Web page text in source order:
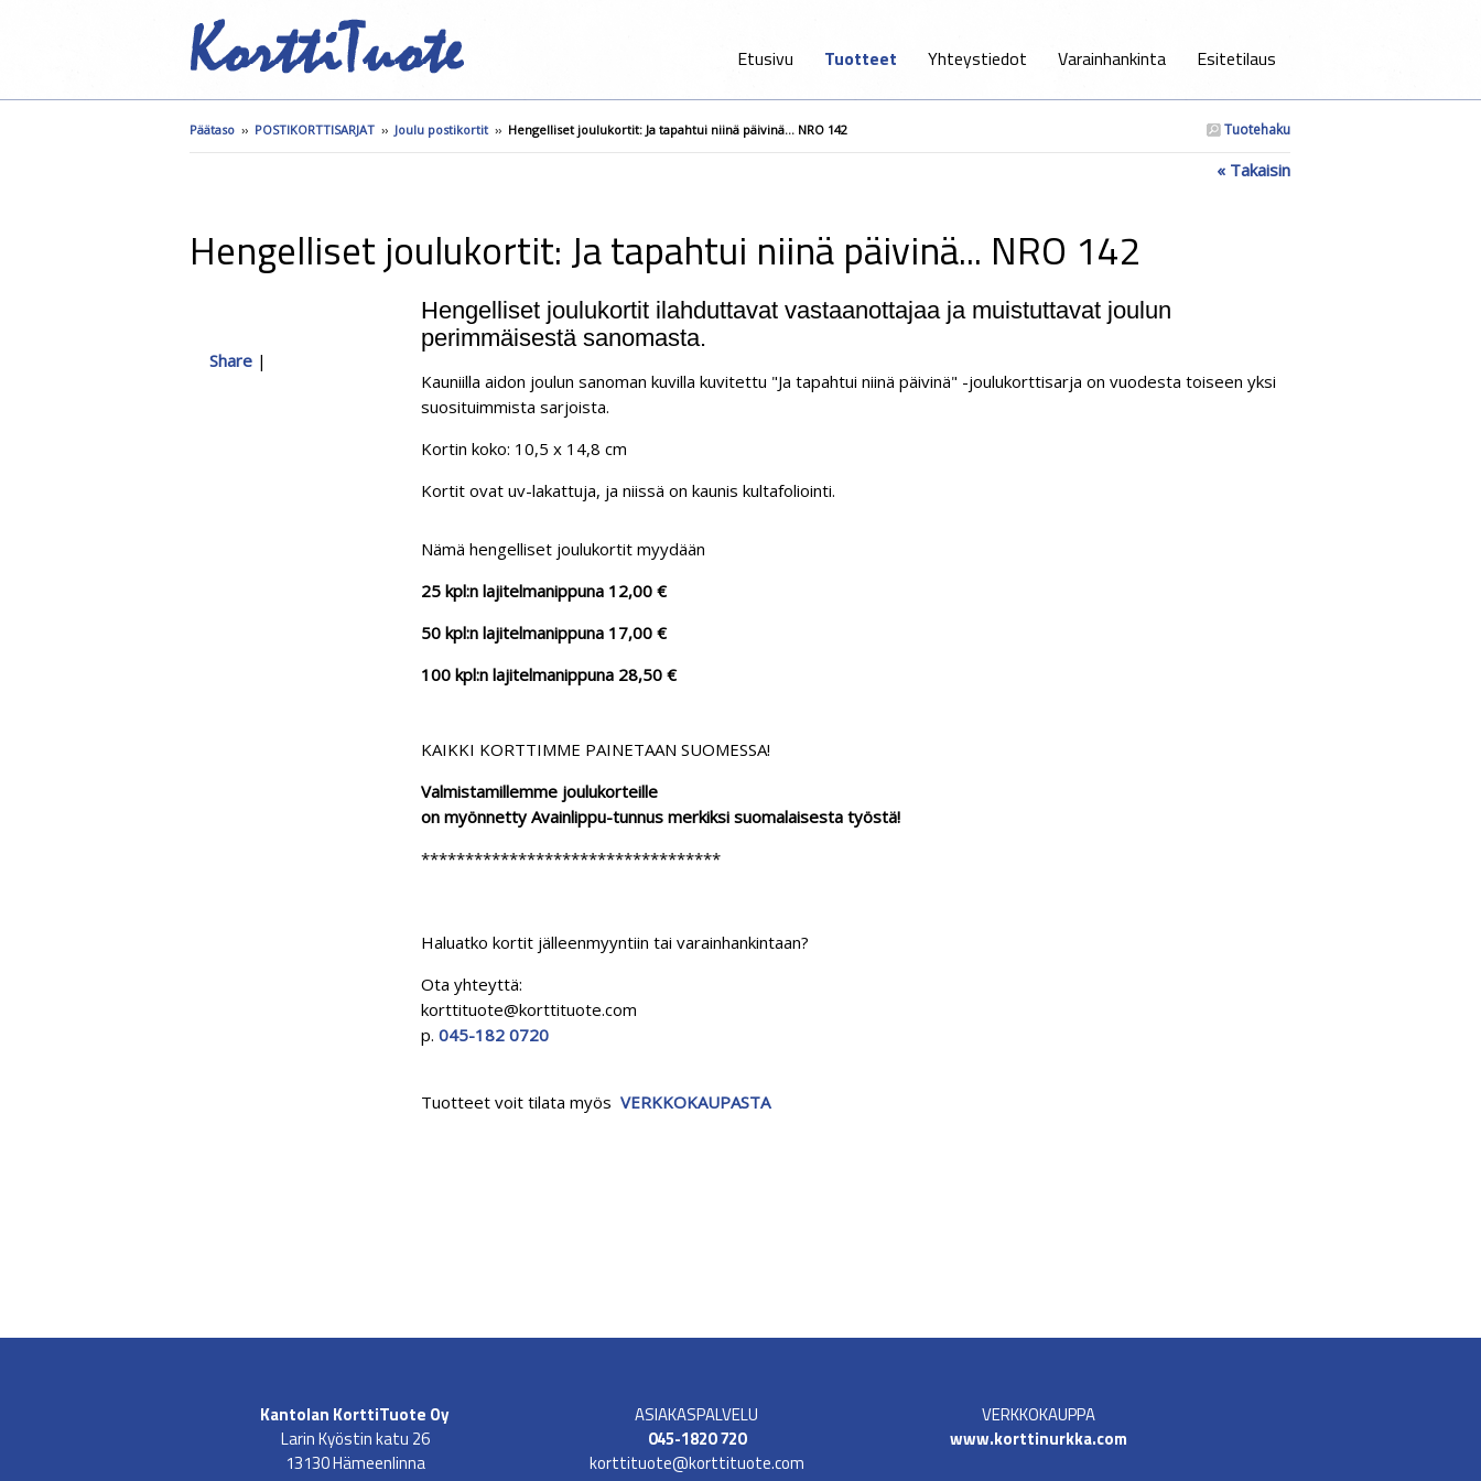
Etusivu Tuotteet Yhteystiedot Varainhankinta Esitetilaus
Tuotehaku
Päätaso ›› POSTIKORTTISARJAT ›› Joulu postikortit›› Hengelliset joulukortit: Ja tapahtui niinä päivinä... NRO 142
« Takaisin
Hengelliset joulukortit: Ja tapahtui niinä päivinä... NRO 142
Share |
Hengelliset joulukortit ilahduttavat vastaanottajaa ja muistuttavat joulun
perimmäisestä sanomasta.
Kauniilla aidon joulun sanoman kuvilla kuvitettu "Ja tapahtui niinä päivinä" -joulukorttisarja on vuodesta toiseen yksi
suosituimmista sarjoista.
Kortin koko: 10,5 x 14,8 cm
Kortit ovat uv-lakattuja, ja niissä on kaunis kultafoliointi.
Nämä hengelliset joulukortit myydään
25 kpl:n lajitelmanippuna 12,00 €
50 kpl:n lajitelmanippuna 17,00 €
100 kpl:n lajitelmanippuna 28,50 €
KAIKKI KORTTIMME PAINETAAN SUOMESSA!
Valmistamillemme joulukorteille
on myönnetty Avainlippu-tunnus merkiksi suomalaisesta työstä!
**********************************
Haluatko kortit jälleenmyyntiin tai varainhankintaan?
Ota yhteyttä:
korttituote@korttituote.com
p. 045-182 0720
Tuotteet voit tilata myös VERKKOKAUPASTA
Kantolan KorttiTuote Oy
Larin Kyöstin katu 26
13130 Hämeenlinna
ASIAKASPALVELU
045-1820 720
korttituote@korttituote.com
VERKKOKAUPPA
www.korttinurkka.com